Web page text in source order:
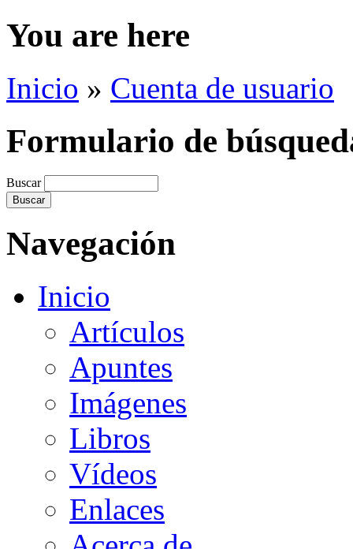
You are here
Inicio » Cuenta de usuario
Formulario de
Buscar
Navegación
Inicio
Artículos
Apuntes
Imágenes
Libros
Vídeos
Enlaces